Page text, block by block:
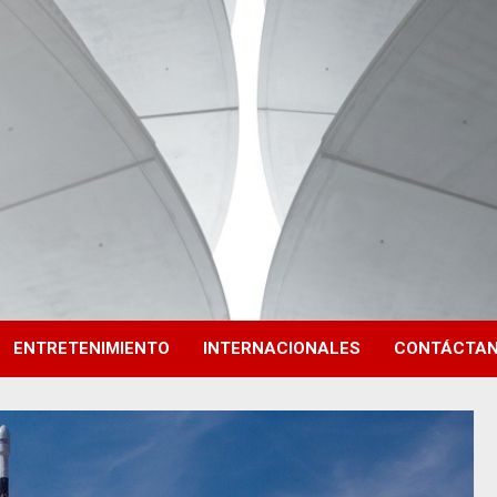
ENTRETENIMIENTO INTERNACIONALES